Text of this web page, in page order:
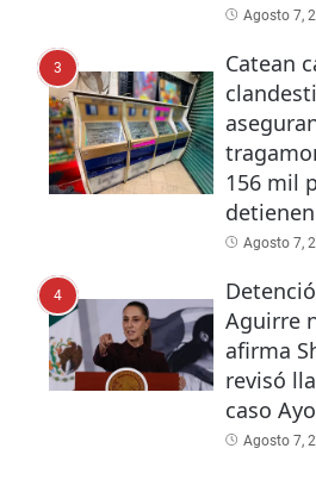
Agosto 7,
3
Catean
156 mil
Agosto 7,
4
Aguirre
afirma
revisó
caso
Agosto 7,